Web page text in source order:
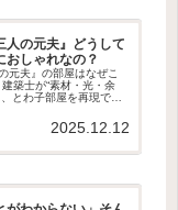
人の元夫』どうして
おしゃれなの？
元夫』の部屋はなぜこ
築士が“素材・光・余
とわ子部屋を再現でき
紹介します🌿✨2025.12.12